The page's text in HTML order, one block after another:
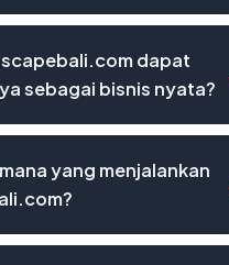
dapat
sebagai bisnis nyata?
yang menjalankan